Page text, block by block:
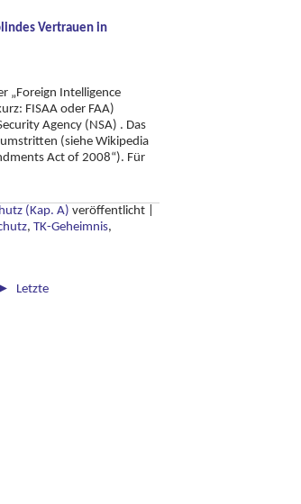
Vertrauen in
„Foreign Intelligence
FISAA oder FAA)
Agency (NSA) . Das
(siehe Wikipedia
Act of 2008“). Für
(Kap. A) veröffentlicht
, TK-Geheimnis,
►
Letzte